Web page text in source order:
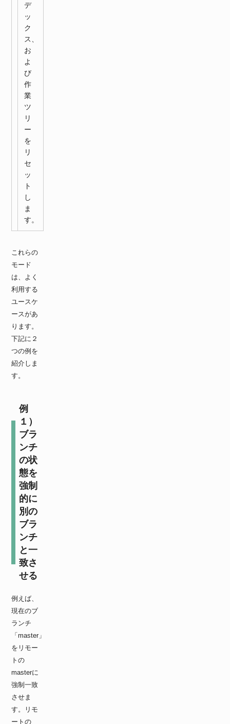
デ
ッ
ク
ス、
お
よ
び
作
業
ツ
リ
ー
を
リ
セ
ッ
ト
し
ま
す。
これらの
モード
は、よく
利用する
ユースケ
ースがあ
ります。
下記に２
つの例を
紹介しま
す。
例
１）
ブラ
ンチ
の状
態を
強制
的に
別の
ブラ
ンチ
と一
致さ
せる
例えば、
現在のブ
ランチ
「master」
をリモー
トの
masterに
強制一致
させま
す。リモ
ートの